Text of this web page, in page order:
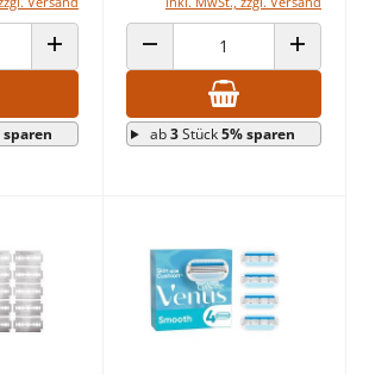
ANZAHL ERHÖHEN
sparen
ANZAHL VERRINGERN ANZAHL
ab3Stück5% sparen